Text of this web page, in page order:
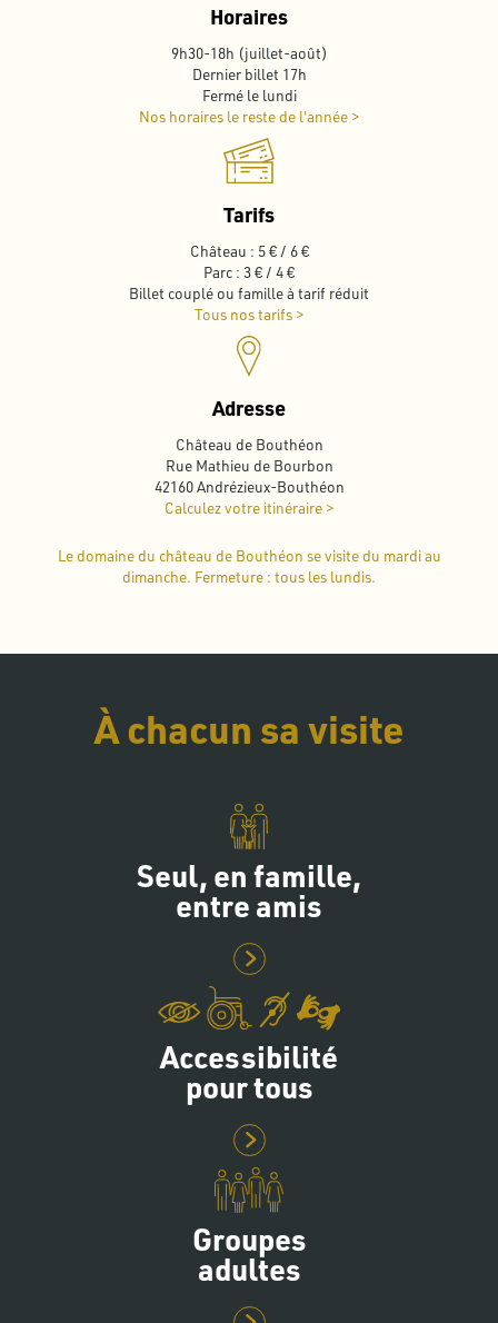
Horaires
9h30-18h (juillet-août)
Dernier billet 17h
Fermé le lundi
Nos horaires le reste de l'année >
Tarifs
Château : 5 € / 6 €
Parc : 3 € / 4 €
Billet couplé ou famille à tarif réduit
Tous nos tarifs >
Adresse
Château de Bouthéon
Rue Mathieu de Bourbon
42160 Andrézieux-Bouthéon
Calculez votre itinéraire >
Le domaine du château de Bouthéon se visite du mardi au
dimanche. Fermeture : tous les lundis.
À chacun sa visite
Seul, en famille,
entre amis
Accessibilité
pour tous
Groupes
adultes